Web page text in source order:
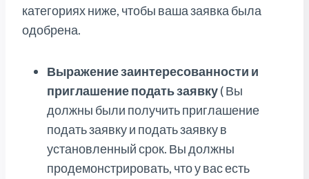
категориях ниже, чтобы ваша заявка была
одобрена.
Выражение заинтересованности и
приглашение подать заявку( Вы
должны были получить приглашение
подать заявку и подать заявку в
установленный срок. Вы должны
продемонстрировать, что у вас есть